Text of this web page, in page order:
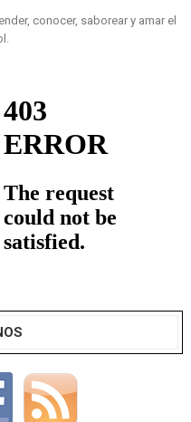
conocer, saborear y amar el